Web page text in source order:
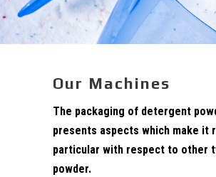
Our Machines
The packaging of detergent
presents aspects which make it
particular with respect to other
powder.